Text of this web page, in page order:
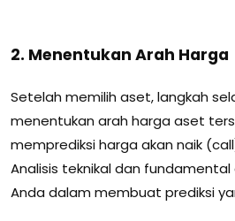
2. Menentukan Arah Harga
Setelah memilih aset, langkah
menentukan arah harga aset
memprediksi harga akan naik
Analisis teknikal dan
Anda dalam membuat prediksi